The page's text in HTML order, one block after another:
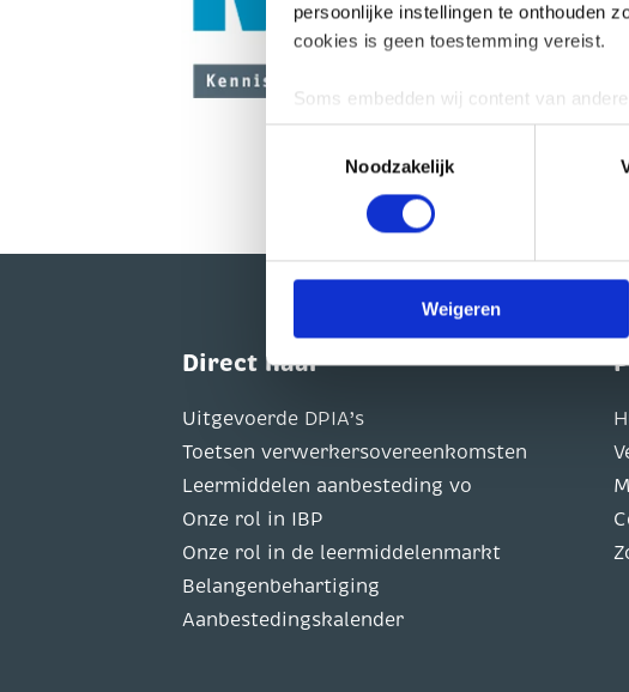
persoonlijke instellingen te onthouden
cookies is geen toestemming vereist.
Soms embedden wij content van
plaatsen, bijvoorbeeld om advertenties
geplaatst als u hier toestemming voor
worden gedeeld met 1 partij. Lees de
persoonsgegevens verwerken.
op onze website.
Noodzakelijk
Weigeren
Direct naar
Uitgevoerde DPIA’s
Toetsen verwerkersovereenkomsten
Leermiddelen aanbesteding vo
Onze rol in IBP
Onze rol in de leermiddelenmarkt
Belangenbehartiging
Aanbestedingskalender